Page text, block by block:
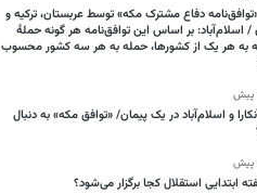
دفاع مشترک مکه» توسط عربستان، ترکیه و
/ اسلام‌آباد: بر اساس این توافق‌نامه هر گونه حملهٔ
به هر یک از کشورها، حمله به هر سه کشور محسوب
و اسلام‌آباد در یک پیمان/ «توافق مکه» به دنبال
ابتدایی استقلال کجا برگزار می‌شود؟